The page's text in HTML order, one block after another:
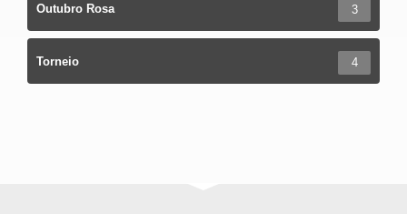
Outubro Rosa 3
Torneio 4